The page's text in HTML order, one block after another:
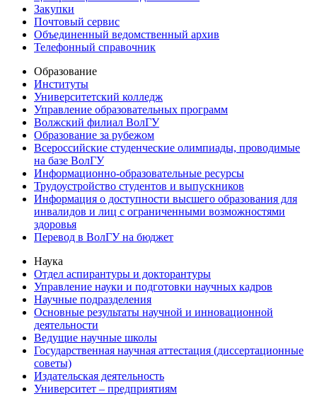
Закупки
Почтовый сервис
Объединенный ведомственный архив
Телефонный справочник
Образование
Институты
Университетский колледж
Управление образовательных программ
Волжский филиал ВолГУ
Образование за рубежом
Всероссийские студенческие олимпиады, проводимые
на базе ВолГУ
Информационно-образовательные ресурсы
Трудоустройство студентов и выпускников
Информация о доступности высшего образования для
инвалидов и лиц с ограниченными возможностями
здоровья
Перевод в ВолГУ на бюджет
Наука
Отдел аспирантуры и докторантуры
Управление науки и подготовки научных кадров
Научные подразделения
Основные результаты научной и инновационной
деятельности
Ведущие научные школы
Государственная научная аттестация (диссертационные
советы)
Издательская деятельность
Университет – предприятиям